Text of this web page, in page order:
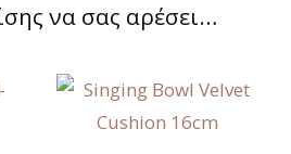
να σας αρέσει…